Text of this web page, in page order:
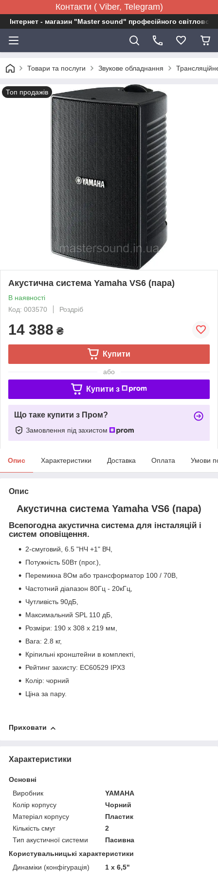
Контакти ( Viber, Telegram)
Інтернет - магазин "Master sound" професійного
Товари та послуги Звукове обладнання
Топ продажів
Акустична система Yamaha VS6 (пара)
В наявності
Код: 003570
Роздріб
14 388 ₴
Купити
або
Купити з
Що таке купити з Пром?
Замовлення під захистом
Опис Характеристики Доставка Оплата Умови
Опис
Акустична система Yamaha VS6 (пара)
Всепогодна акустична система для інсталяцій і
систем оповіщення.
2-смуговий, 6.5 "НЧ +1" ВЧ,
Потужність 50Вт (прог.),
Перемикна 8Ом або трансформатор 100 / 70В,
Частотний діапазон 80Гц - 20кГц,
Чутливість 90дБ,
Максимальний SPL 110 дБ,
Розміри: 190 x 308 x 219 мм,
Вага: 2.8 кг,
Кріпильні кронштейни в комплекті,
Рейтинг захисту: EC60529 IPX3
Колір: чорний
Ціна за пару.
Приховати
Характеристики
Основні
Виробник
YAMAHA
Колір корпусу
Чорний
Матеріал корпусу
Пластик
Кількість смуг
2
Тип акустичної системи
Пасивна
Користувальницькі характеристики
Динаміки (конфігурація)
1 x 6,5"